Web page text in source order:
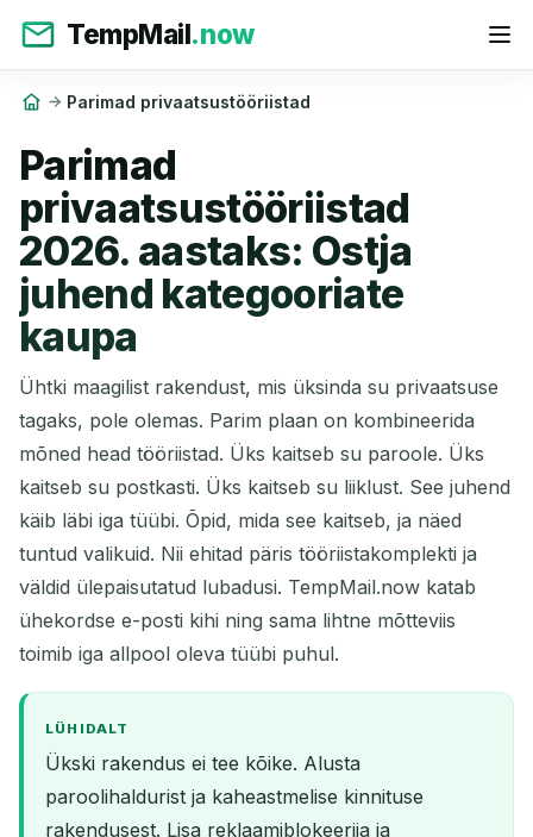
TempMail.now
Parimad privaatsustööriistad
Parimad
privaatsustööriistad
2026. aastaks: Ostja
juhend kategooriate
kaupa
Ühtki maagilist rakendust, mis üksinda su privaatsuse
tagaks, pole olemas. Parim plaan on kombineerida
mõned head tööriistad. Üks kaitseb su paroole. Üks
kaitseb su postkasti. Üks kaitseb su liiklust. See juhend
käib läbi iga tüübi. Õpid, mida see kaitseb, ja näed
tuntud valikuid. Nii ehitad päris tööriistakomplekti ja
väldid ülepaisutatud lubadusi. TempMail.now katab
ühekordse e-posti kihi ning sama lihtne mõtteviis
toimib iga allpool oleva tüübi puhul.
LÜHIDALT
Ükski rakendus ei tee kõike. Alusta
paroolihaldurist ja kaheastmelise kinnituse
rakendusest. Lisa reklaamiblokeerija ja